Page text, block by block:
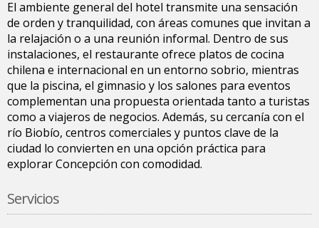
El ambiente general del hotel transmite una sensación
de orden y tranquilidad, con áreas comunes que invitan a
la relajación o a una reunión informal. Dentro de sus
instalaciones, el restaurante ofrece platos de cocina
chilena e internacional en un entorno sobrio, mientras
que la piscina, el gimnasio y los salones para eventos
complementan una propuesta orientada tanto a turistas
como a viajeros de negocios. Además, su cercanía con el
río Biobío, centros comerciales y puntos clave de la
ciudad lo convierten en una opción práctica para
explorar Concepción con comodidad.
Servicios